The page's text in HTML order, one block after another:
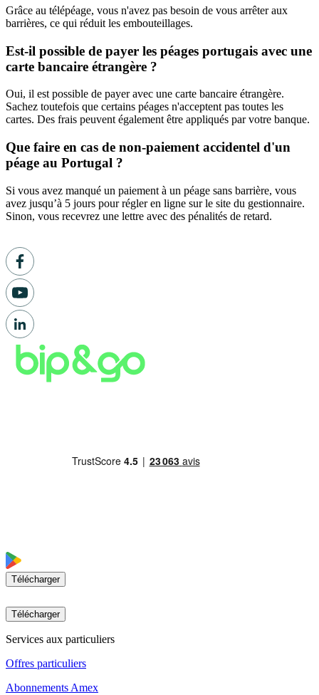
Grâce au télépéage, vous n'avez pas besoin de vous arrêter aux
barrières, ce qui réduit les embouteillages.
Est-il possible de payer les péages portugais avec une
carte bancaire étrangère ?
Oui, il est possible de payer avec une carte bancaire étrangère.
Sachez toutefois que certains péages n'acceptent pas toutes les
cartes. Des frais peuvent également être appliqués par votre banque.
Que faire en cas de non-paiement accidentel d'un
péage au Portugal ?
Si vous avez manqué un paiement à un péage sans barrière, vous
avez jusqu’à 5 jours pour régler en ligne sur le site du gestionnaire.
Sinon, vous recevrez une lettre avec des pénalités de retard.
Télécharger
Télécharger
Services aux particuliers
Offres particuliers
Abonnements Amex